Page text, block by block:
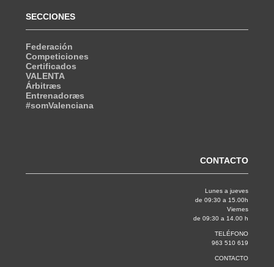
SECCIONES
Federación
Competiciones
Certificados
VALENTA
Árbitræs
Entrenadoræs
#somValenciana
CONTACTO
Lunes a jueves
de 09:30 a 15.00h
Viernes
de 09:30 a 14.00 h
TELÉFONO
963 510 619
CONTACTO